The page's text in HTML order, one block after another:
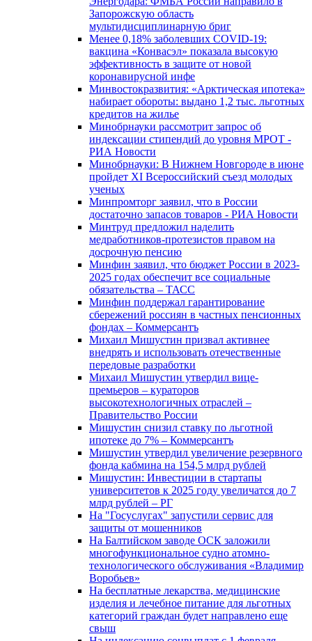
Запорожскую область
мультидисциплинарную бриг
Менее 0,18% заболевших COVID-19:
вакцина «Конвасэл» показала высокую
эффективность в защите от новой
коронавирусной инфе
Минвостокразвития: «Арктическая ипотека»
набирает обороты: выдано 1,2 тыс. льготных
кредитов на жилье
Минобрнауки рассмотрит запрос об
индексации стипендий до уровня МРОТ -
РИА Новости
Минобрнауки: В Нижнем Новгороде в июне
пройдет XI Всероссийский съезд молодых
ученых
Минпромторг заявил, что в России
достаточно запасов товаров - РИА Новости
Минтруд предложил наделить
медработников-протезистов правом на
досрочную пенсию
Минфин заявил, что бюджет России в 2023-
2025 годах обеспечит все социальные
обязательства – ТАСС
Минфин поддержал гарантирование
сбережений россиян в частных пенсионных
фондах – Коммерсантъ
Михаил Мишустин призвал активнее
внедрять и использовать отечественные
передовые разработки
Михаил Мишустин утвердил вице-
премьеров – кураторов
высокотехнологичных отраслей –
Правительство России
Мишустин снизил ставку по льготной
ипотеке до 7% – Коммерсантъ
Мишустин утвердил увеличение резервного
фонда кабмина на 154,5 млрд рублей
Мишустин: Инвестиции в стартапы
университетов к 2025 году увеличатся до 7
млрд рублей – РГ
На "Госуслугах" запустили сервис для
защиты от мошенников
На Балтийском заводе ОСК заложили
многофункциональное судно атомно-
технологического обслуживания «Владимир
Воробьев»
На бесплатные лекарства, медицинские
изделия и лечебное питание для льготных
категорий граждан будет направлено еще
свыш